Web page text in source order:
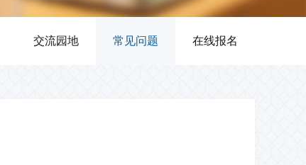
交流园地 常见问题 在线报名